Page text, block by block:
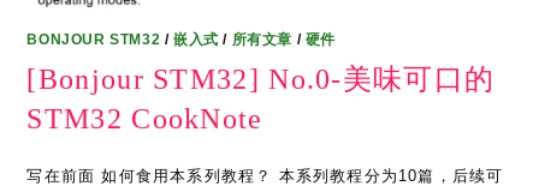
BONJOUR STM32 /嵌入式 / 所有文章 / 硬件
[Bonjour STM32] No.0-美味可口的
STM32 CookNote
写在前面 如何食用本系列教程？ 本系列教程分为10篇，后续可